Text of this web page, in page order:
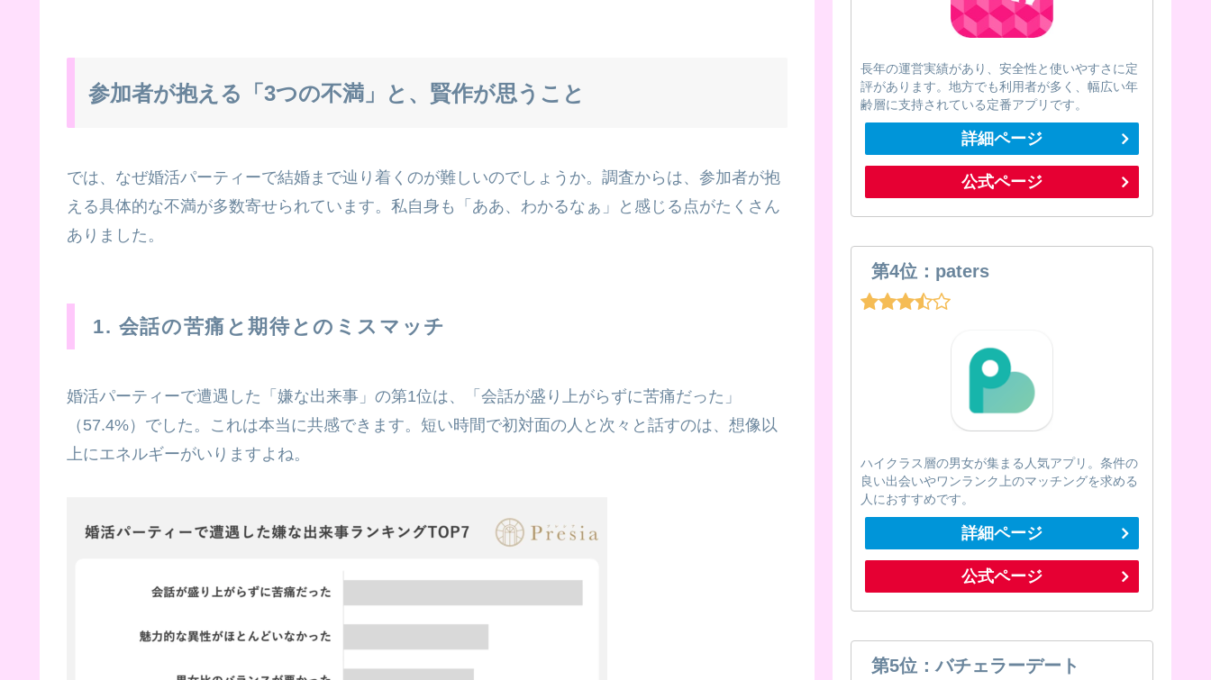
参加者が抱える「3つの不満」と、賢作が思うこと
では、なぜ婚活パーティーで結婚まで辿り着くのが難しいのでしょうか。調査からは、参加者が抱
える具体的な不満が多数寄せられています。私自身も「ああ、わかるなぁ」と感じる点がたくさん
ありました。
1. 会話の苦痛と期待とのミスマッチ
婚活パーティーで遭遇した「嫌な出来事」の第1位は、「会話が盛り上がらずに苦痛だった」
（57.4%）でした。これは本当に共感できます。短い時間で初対面の人と次々と話すのは、想像以
上にエネルギーがいりますよね。
長年の運営実績があり、安全性と使いやすさに定
評があります。地方でも利用者が多く、幅広い年
齢層に支持されている定番アプリです。
詳細ページ
公式ページ
第4位：paters
ハイクラス層の男女が集まる人気アプリ。条件の
良い出会いやワンランク上のマッチングを求める
人におすすめです。
詳細ページ
公式ページ
第5位：バチェラーデート